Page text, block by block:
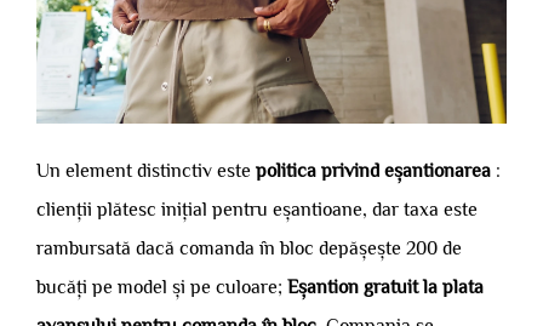
Un element distinctiv este politica privind eșantionarea :
clienții plătesc inițial pentru eșantioane, dar taxa este
rambursată dacă comanda în bloc depășește 200 de
bucăți pe model și pe culoare; Eșantion gratuit la plata